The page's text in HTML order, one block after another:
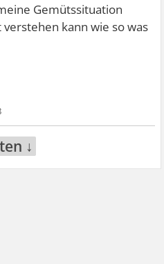
Gemütssituation
kann wie so was
↓